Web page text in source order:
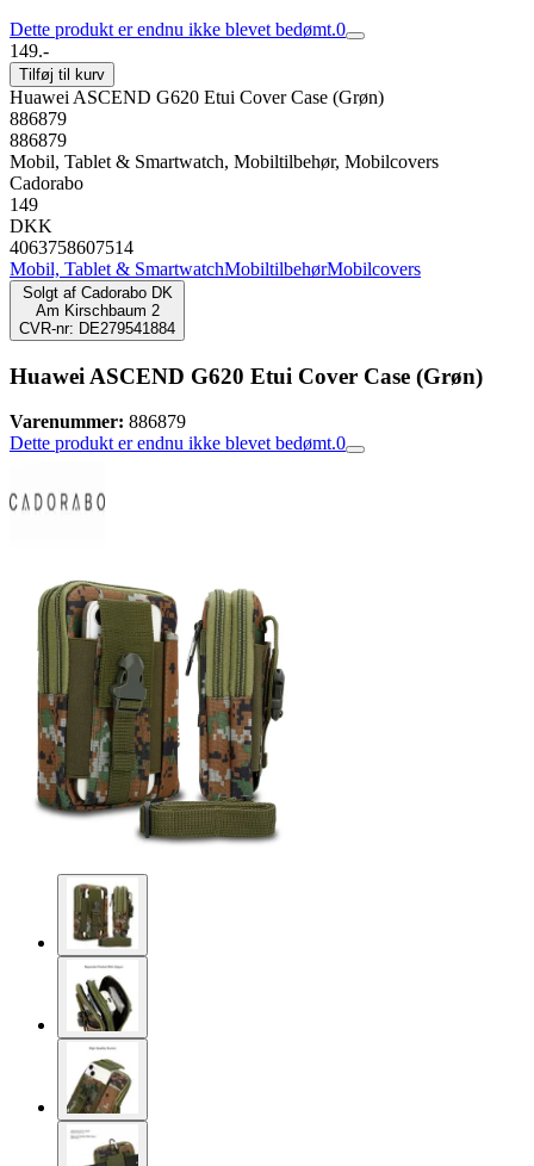
Dette produkt er endnu ikke blevet bedømt.0
149.-
Tilføj til kurv
Huawei ASCEND G620 Etui Cover Case (Grøn)
886879
886879
Mobil, Tablet & Smartwatch, Mobiltilbehør, Mobilcovers
Cadorabo
149
DKK
4063758607514
Mobil, Tablet & SmartwatchMobiltilbehørMobilcovers
Solgt af Cadorabo DK
Am Kirschbaum 2
CVR-nr: DE279541884
Huawei ASCEND G620 Etui Cover Case (Grøn)
Varenummer: 886879
Dette produkt er endnu ikke blevet bedømt.0